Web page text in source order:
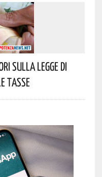
Sulla Legge Di
Tasse